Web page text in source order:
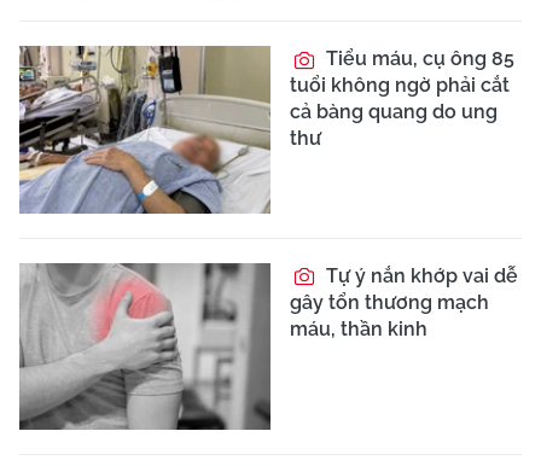
Tiểu máu, cụ ông 85
tuổi không ngờ phải cắt
cả bàng quang do ung
thư
Tự ý nắn khớp vai dễ
gây tổn thương mạch
máu, thần kinh